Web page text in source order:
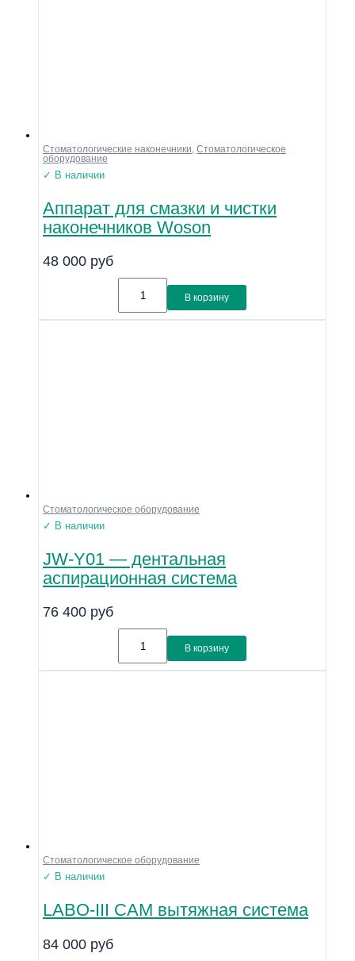
Стоматологические наконечники Стоматологическое
оборудование
✓ В наличии
Аппарат для смазки и чистки
наконечников Woson
48 000 руб
В корзину
Стоматологическое оборудование
✓ В наличии
JW-Y01 — дентальная
аспирационная система
76 400 руб
В корзину
Стоматологическое оборудование
✓ В наличии
LABO-III CAM вытяжная система
84 000 руб